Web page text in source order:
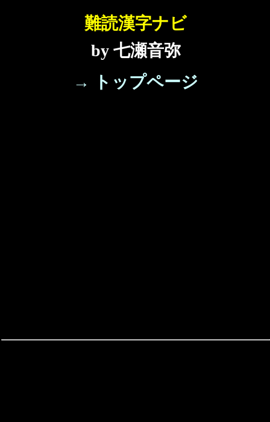
難読漢字ナビ
by 七瀬音弥
→ トップページ